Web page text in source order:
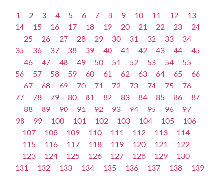
1 2 3 4 5 6 7 8 9 10 11 12
13
14
15 16 17 18 19 20 21 22 23
24
25
26 27 28 29 30 31 32 33
34
35
36 37 38 39 40 41 42 43 44
45
46
47 48 49 50 51 52 53 54
55
56
57 58 59 60 61 62 63 64 65
66
67
68 69 70 71 72 73 74 75
76
77
78 79 80 81 82 83 84 85 86
87
88
89 90 91 92 93 94 95 96
97
98
99 100 101 102 103 104 105
106
107
108 109 110 111 112 113
114
115
116 117 118 119 120 121
122
123
124 125 126 127 128 129
130
131
132 133 134 135 136 137 138 139